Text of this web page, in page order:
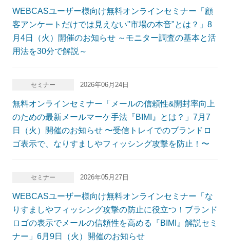
WEBCASユーザー様向け無料オンラインセミナー「顧
客アンケートだけでは見えない"市場の本音"とは？」8
月4日（火）開催のお知らせ ～モニター調査の基本と活
用法を30分で解説～
セミナー 2026年06月24日
無料オンラインセミナー「メールの信頼性&開封率向上
のための最新メールマーケ手法『BIMI』とは？」7月7
日（火）開催のお知らせ 〜受信トレイでのブランドロ
ゴ表示で、なりすましやフィッシング攻撃を防止！〜
セミナー 2026年05月27日
WEBCASユーザー様向け無料オンラインセミナー「な
りすましやフィッシング攻撃の防止に役立つ！ブランド
ロゴの表示でメールの信頼性を高める『BIMI』解説セミ
ナー」6月9日（火）開催のお知らせ